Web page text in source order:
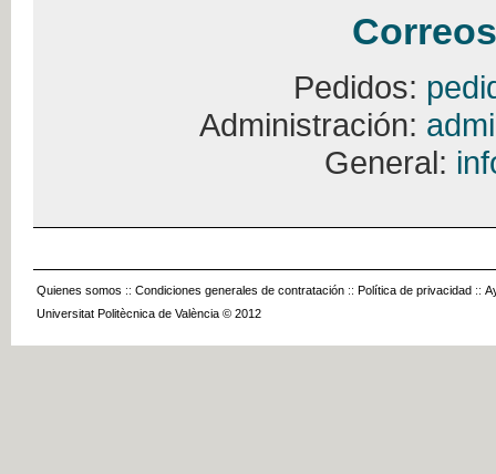
Pedidos:
Administración:
General:
Quienes somos :: Condiciones generales de contratación :: Política de privacidad ::
Universitat Politècnica de València © 2012